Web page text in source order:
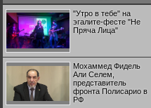
"Утро в тебе" на
эгалите-фесте "Не
Пряча Лица"
Мохаммед Фидель
Али Селем,
представитель
фронта Полисарио в
РФ